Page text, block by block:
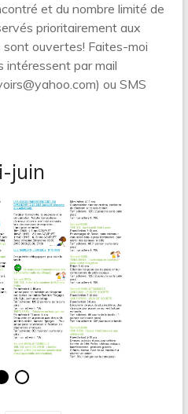
et du nombre limité de
prioritairement aux
ouvertes! Faites-moi
intéressent par mail
ou SMS
juin